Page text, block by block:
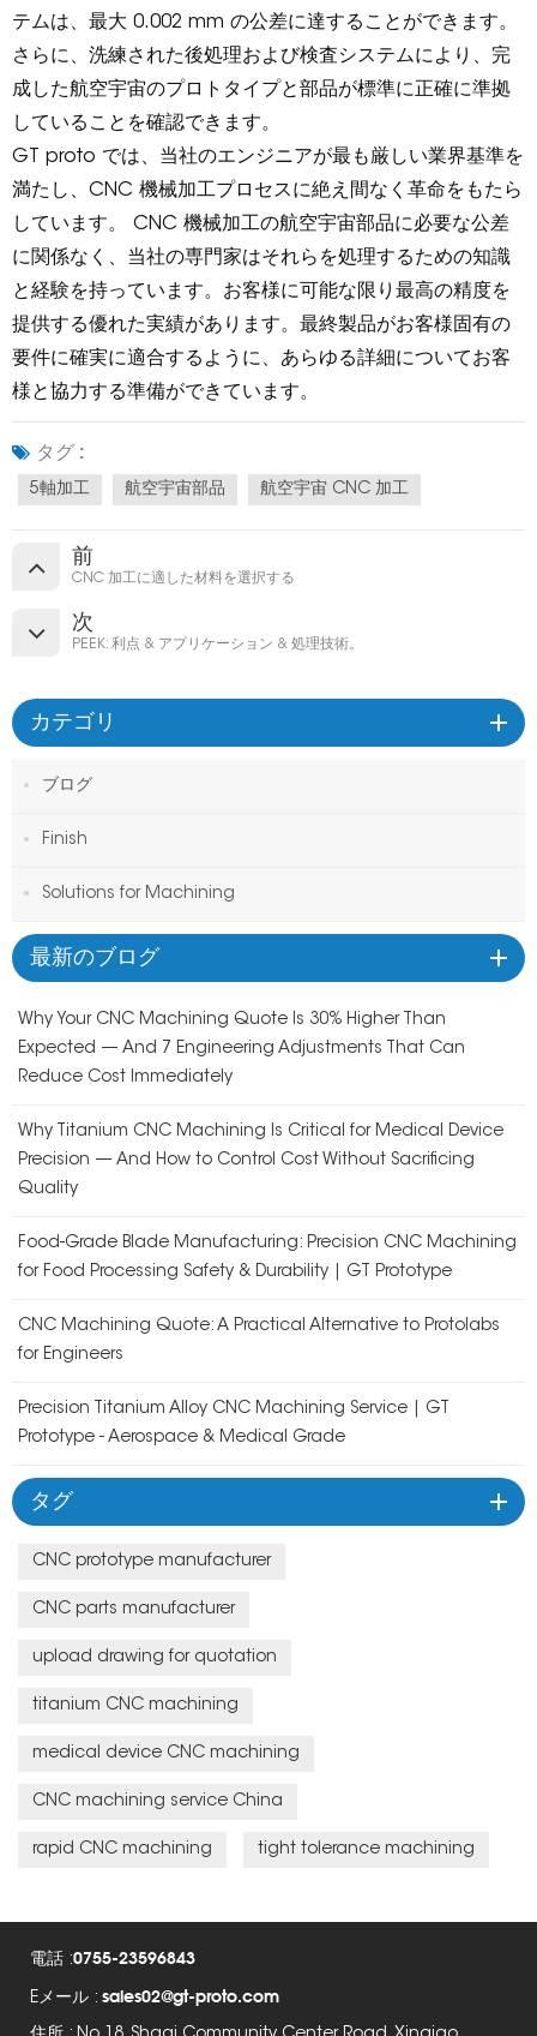
テムは、最大 0.002 mm の公差に達することができます。
さらに、洗練された後処理および検査システムにより、完
成した航空宇宙のプロトタイプと部品が標準に正確に準拠
していることを確認できます。
GT proto では、当社のエンジニアが最も厳しい業界基準を
満たし、CNC 機械加工プロセスに絶え間なく革命をもたら
しています。 CNC 機械加工の航空宇宙部品に必要な公差
に関係なく、当社の専門家はそれらを処理するための知識
と経験を持っています。お客様に可能な限り最高の精度を
提供する優れた実績があります。最終製品がお客様固有の
要件に確実に適合するように、あらゆる詳細についてお客
様と協力する準備ができています。
タグ :
5軸加工 航空宇宙部品 航空宇宙 CNC 加工
前
CNC 加工に適した材料を選択する
次
PEEK: 利点 & アプリケーション & 処理技術。
カテゴリ
ブログ
Finish
Solutions for Machining
最新のブログ
Why Your CNC Machining Quote Is 30% Higher Than
Expected — And 7 Engineering Adjustments That Can
Reduce Cost Immediately
Why Titanium CNC Machining Is Critical for Medical Device
Precision — And How to Control Cost Without Sacrificing
Quality
Food-Grade Blade Manufacturing: Precision CNC Machining
for Food Processing Safety & Durability | GT Prototype
CNC Machining Quote: A Practical Alternative to Protolabs
for Engineers
Precision Titanium Alloy CNC Machining Service | GT
Prototype - Aerospace & Medical Grade
タグ
CNC prototype manufacturer
CNC parts manufacturer
upload drawing for quotation
titanium CNC machining
medical device CNC machining
CNC machining service China
rapid CNC machining tight tolerance machining
電話 :0755-23596843
Eメール : sales02@gt-proto.com